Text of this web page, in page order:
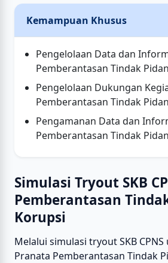
Kemampuan Khusus
Pengelolaan Data dan
Pemberantasan Tindak
Pengelolaan Dukungan
Pemberantasan Tindak
Pengamanan Data dan
Pemberantasan Tindak
Simulasi Tryout SKB
Pemberantasan
Korupsi
Melalui simulasi tryout SKB
Pranata Pemberantasan Tindak